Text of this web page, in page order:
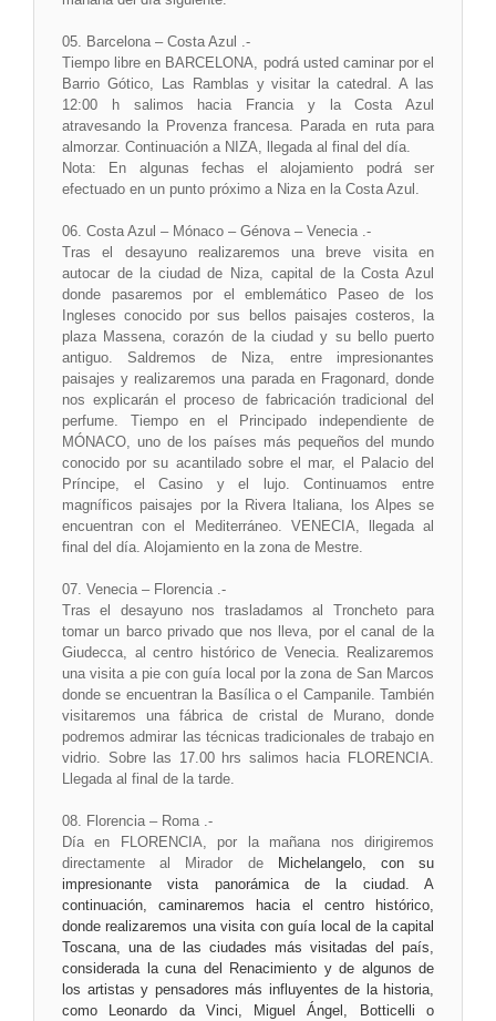
05. Barcelona – Costa Azul .-
Tiempo libre en BARCELONA, podrá usted caminar por el
Barrio Gótico, Las Ramblas y visitar la catedral. A las
12:00 h salimos hacia Francia y la Costa Azul
atravesando la Provenza francesa. Parada en ruta para
almorzar. Continuación a NIZA, llegada al final del día.
Nota: En algunas fechas el alojamiento podrá ser
efectuado en un punto próximo a Niza en la Costa Azul.
06. Costa Azul – Mónaco – Génova – Venecia .-
Tras el desayuno realizaremos una breve visita en
autocar de la ciudad de Niza, capital de la Costa Azul
donde pasaremos por el emblemático Paseo de los
Ingleses conocido por sus bellos paisajes costeros, la
plaza Massena, corazón de la ciudad y su bello puerto
antiguo. Saldremos de Niza, entre impresionantes
paisajes y realizaremos una parada en Fragonard, donde
nos explicarán el proceso de fabricación tradicional del
perfume. Tiempo en el Principado independiente de
MÓNACO, uno de los países más pequeños del mundo
conocido por su acantilado sobre el mar, el Palacio del
Príncipe, el Casino y el lujo. Continuamos entre
magníficos paisajes por la Rivera Italiana, los Alpes se
encuentran con el Mediterráneo. VENECIA, llegada al
final del día. Alojamiento en la zona de Mestre.
07. Venecia – Florencia .-
Tras el desayuno nos trasladamos al Troncheto para
tomar un barco privado que nos lleva, por el canal de la
Giudecca, al centro histórico de Venecia. Realizaremos
una visita a pie con guía local por la zona de San Marcos
donde se encuentran la Basílica o el Campanile. También
visitaremos una fábrica de cristal de Murano, donde
podremos admirar las técnicas tradicionales de trabajo en
vidrio. Sobre las 17.00 hrs salimos hacia FLORENCIA.
Llegada al final de la tarde.
08. Florencia – Roma .-
Día en FLORENCIA, por la mañana nos dirigiremos
directamente al Mirador de
Michelangelo, con su
impresionante vista panorámica de la ciudad. A
continuación, caminaremos hacia el centro histórico,
donde realizaremos una visita con guía local de la capital
Toscana, una de las ciudades más visitadas del país,
considerada la cuna del Renacimiento y de algunos de
los artistas y pensadores más influyentes de la historia,
como Leonardo da Vinci, Miguel Ángel, Botticelli o